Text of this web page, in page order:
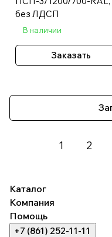
без ЛДСП
В наличии
Заказать
1 2
Каталог
Компания
Помощь
+7 (861) 252-11-11